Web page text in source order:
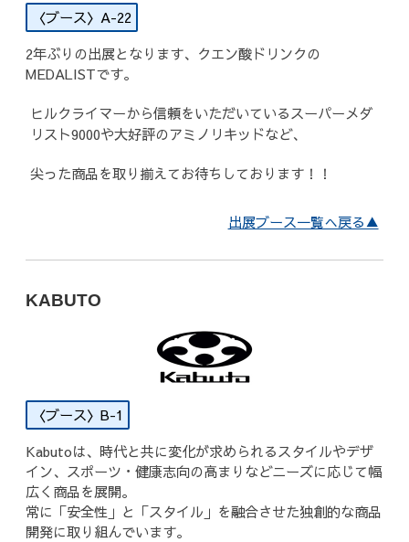
A-22
2年ぶりの出展となります、クエン酸ドリンクの
MEDALISTです。
ヒルクライマーから信頼をいただいているスーパーメダ
リスト9000や大好評のアミノリキッドなど、
尖った商品を取り揃えてお待ちしております！！
出展ブース一覧へ戻る▲
KABUTO
B-1
Kabutoは、時代と共に変化が求められるスタイルやデザ
イン、スポーツ・健康志向の高まりなどニーズに応じて幅
広く商品を展開。
常に「安全性」と「スタイル」を融合させた独創的な商品
開発に取り組んでいます。